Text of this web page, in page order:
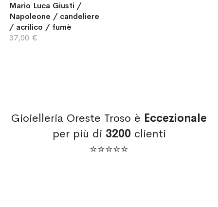
Mario Luca Giusti /
Napoleone / candeliere
/ acrilico / fumè
37,00 €
Gioielleria Oreste Troso è Eccezionale
per più di 3200clienti
⭐⭐⭐⭐⭐